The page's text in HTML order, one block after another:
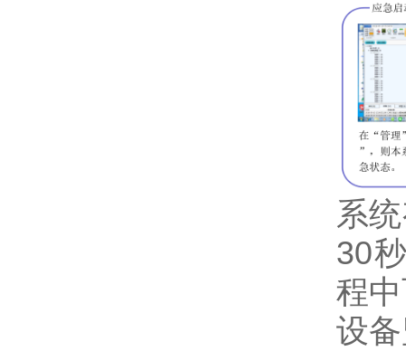
系
30
程
设